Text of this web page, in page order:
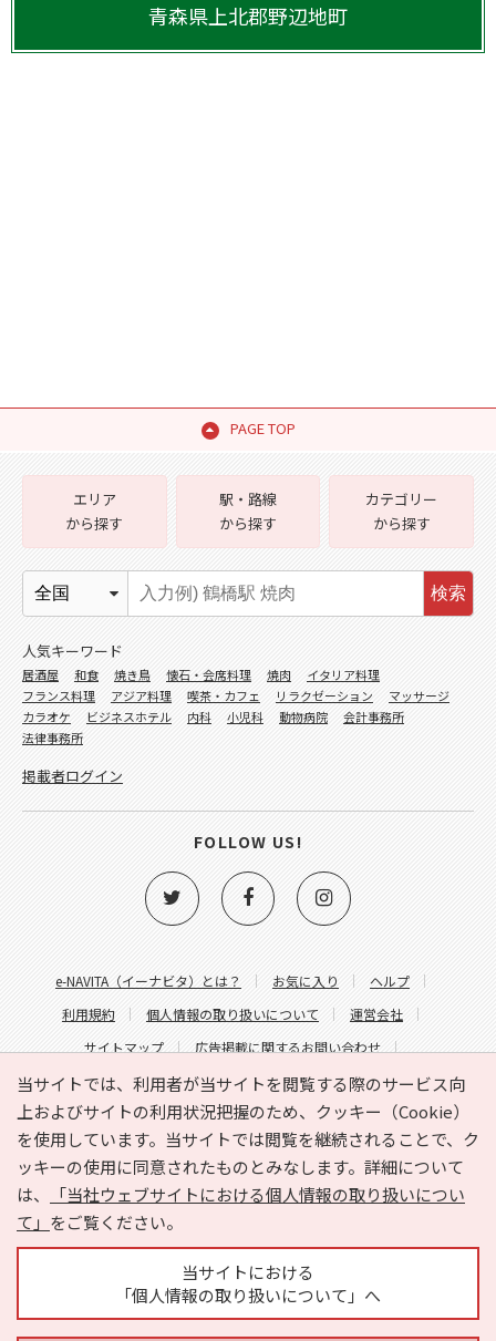
青森県 上北郡野辺地町
PAGE TOP
当サイトでは、利用者が当サイトを閲覧する際のサービス向
上およびサイトの利用状況把握のため、クッキー（Cookie）
を使用しています。当サイトでは閲覧を継続されることで、ク
ッキーの使用に同意されたものとみなします。詳細について
は、
「当社ウェブサイトにおける個人情報の取り扱いについ
て」 をご覧ください。
当サイトにおける
「個人情報の取り扱いについて」へ
e-NAVITA（イーナビタ）とは？ お気に入り
ヘルプ
利用規約
個人情報の取り扱いについて
運営会社
サイトマップ
広告掲載に関するお問い合わせ
サイトの内容に関するお問い合わせ
エリア
から探す
駅・路線
から探す
カテゴリー
から探す
検索
人気キーワード
居酒屋 和食 焼き鳥 懐石・会席料理 焼肉
イタリア料理
フランス料理
アジア料理 喫茶・カフェ リラクゼーション
マッサージ
カラオケ
ビジネスホテル 内科 小児科 動物病院
会計事務所
法律事務所
掲載者ログイン
FOLLOW US!
Copyright © HYOJITO.Co.,Ltd. All Rights Reserved.